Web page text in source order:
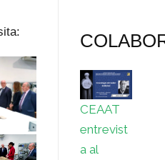
CEAAT
entrevist
a al